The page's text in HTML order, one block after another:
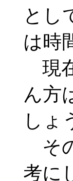
とし
は時
現
ん方
しょ
そ
考に